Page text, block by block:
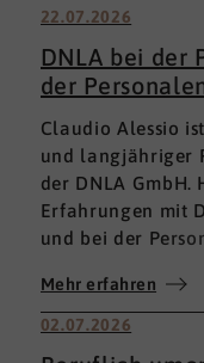
22.07.2026
DNLA bei der
der
Claudio Alessio
und langjähriger
der DNLA
Erfahrungen mit
und bei der
Mehr erfahren
02.07.2026